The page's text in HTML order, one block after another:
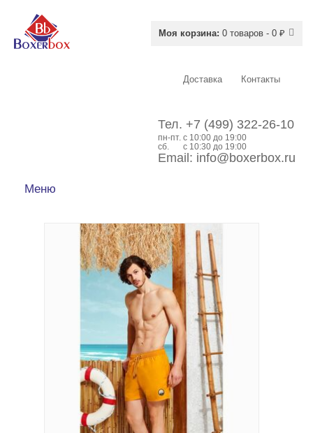
Моя корзина: 0 товаров - 0 ₽
Доставка Контакты
Тел. +7 (499) 322-26-10
пн-пт. c 10:00 до 19:00
сб.
с 10:30 до 19:00
Email: info@boxerbox.ru
Меню